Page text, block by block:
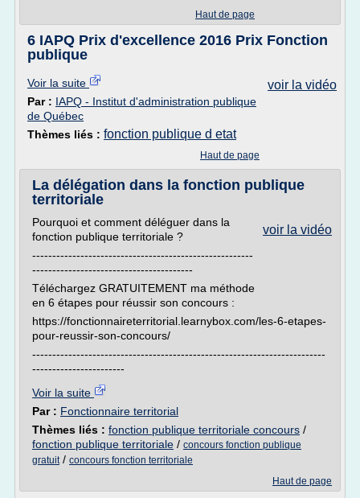
Haut de page
6 IAPQ Prix d'excellence 2016 Prix Fonction
publique
voir la vidéo
Voir la suite
Par : IAPQ - Institut d'administration publique
de Québec
Thèmes liés : fonction publique d etat
Haut de page
La délégation dans la fonction publique
territoriale
voir la vidéo
Pourquoi et comment déléguer dans la
fonction publique territoriale ?
-------------------------------------------------------
----------------------------------------
Téléchargez GRATUITEMENT ma méthode
en 6 étapes pour réussir son concours :
https://fonctionnaireterritorial.learnybox.com/les-6-etapes-
pour-reussir-son-concours/
-------------------------------------------------------------------------
-----------------------
Voir la suite
Par : Fonctionnaire territorial
Thèmes liés : fonction publique territoriale concours /
fonction publique territoriale / concours fonction publique
gratuit/ concours fonction territoriale
Haut de page